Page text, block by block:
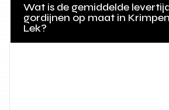
Wat is de gemiddelde
gordijnen op maat in
Lek?